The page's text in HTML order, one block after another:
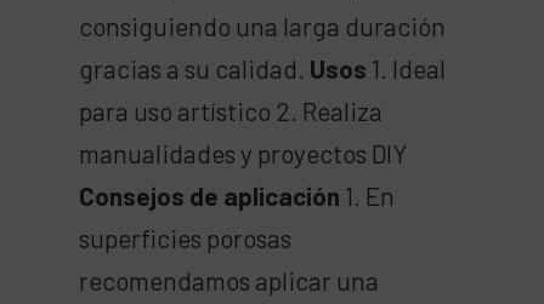
consiguiendo una larga duración
gracias a su calidad. Usos 1. Ideal
para uso artístico 2. Realiza
manualidades y proyectos DIY
Consejos de aplicación 1. En
superficies porosas
recomendamos aplicar una